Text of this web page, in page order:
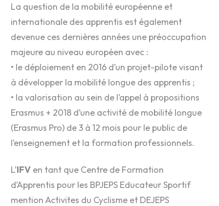
La question de la mobilité européenne et
internationale des apprentis est également
devenue ces dernières années une préoccupation
majeure au niveau européen avec :
• le déploiement en 2016 d’un projet-pilote visant
à développer la mobilité longue des apprentis ;
• la valorisation au sein de l’appel à propositions
Erasmus + 2018 d’une activité de mobilité longue
(Erasmus Pro) de 3 à 12 mois pour le public de
l’enseignement et la formation professionnels.
L’IFV en tant que Centre de Formation
d’Apprentis pour les BPJEPS Educateur Sportif
mention Activites du Cyclisme et DEJEPS